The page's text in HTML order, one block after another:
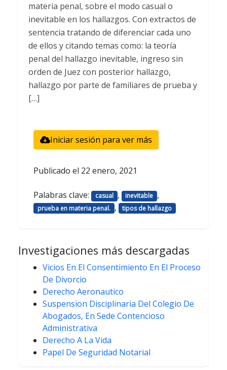
materia penal, sobre el modo casual o
inevitable en los hallazgos. Con extractos de
sentencia tratando de diferenciar cada uno
de ellos y citando temas como: la teoría
penal del hallazgo inevitable, ingreso sin
orden de Juez con posterior hallazgo,
hallazgo por parte de familiares de prueba y
[…]
Iniciar sesión para ver más
Publicado el 22 enero, 2021
Palabras clave: casual , inevitable ,
prueba en materia penal. , tipos de hallazgo
Investigaciones más descargadas
Vicios En El Consentimiento En El Proceso
De Divorcio
Derecho Aeronautico
Suspension Disciplinaria Del Colegio De
Abogados, En Sede Contencioso
Administrativa
Derecho A La Vida
Papel De Seguridad Notarial